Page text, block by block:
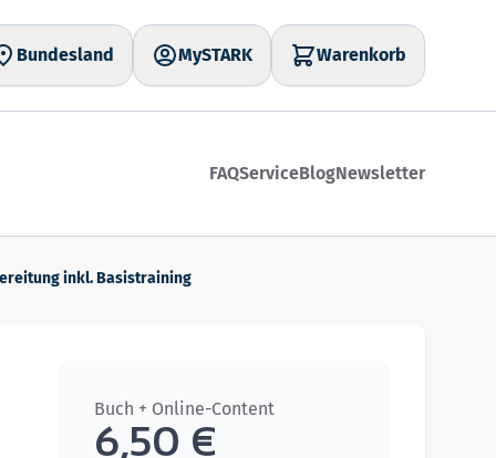
Bundesland MySTARK Warenkorb
FAQServiceBlogNewsletter
inkl. Basistraining
Buch + Online-Content
6,50 €